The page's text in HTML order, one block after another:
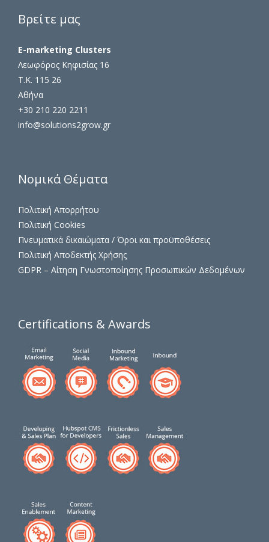
Βρείτε μας
E-marketing Clusters
Λεωφόρος Κηφισίας 16
Τ.Κ. 115 26
Αθήνα
+30 210 220 2211
info@solutions2grow.gr
Νομικά Θέματα
Πολιτική Απορρήτου
Πολιτική Cookies
Πνευματικά δικαιώματα / Όροι και προϋποθέσεις
Πολιτική Αποδεκτής Χρήσης
GDPR – Αίτηση Γνωστοποίησης Προσωπικών Δεδομένων
Certifications & Awards